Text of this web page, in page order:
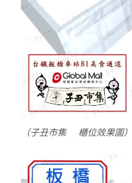
（子丑市集 櫃位效果圖）